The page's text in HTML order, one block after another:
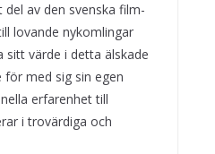
av den svenska film-
lovande nykomlingar
sitt värde i detta älskade
med sig sin egen
erfarenhet till
i trovärdiga och